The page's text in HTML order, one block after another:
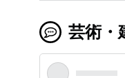
芸術・